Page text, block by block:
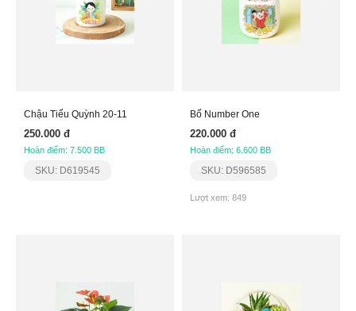
Chậu Tiểu Quỳnh 20-11
250.000 đ
Hoàn điểm: 7.500 BB
SKU: D619545
Bố Number One
220.000 đ
Hoàn điểm: 6.600 BB
SKU: D596585
Lượt xem: 849